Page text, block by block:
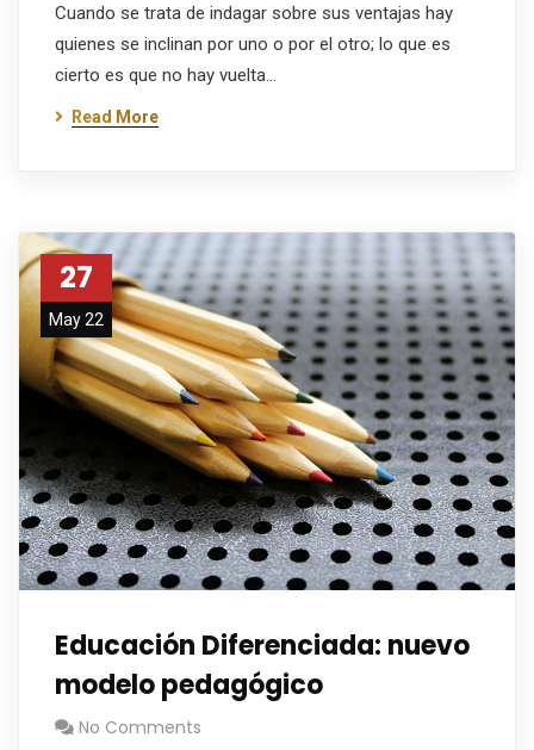
Cuando se trata de indagar sobre sus ventajas hay
quienes se inclinan por uno o por el otro; lo que es
cierto es que no hay vuelta…
Read More
27
May 22
Educación Diferenciada: nuevo
modelo pedagógico
No Comments